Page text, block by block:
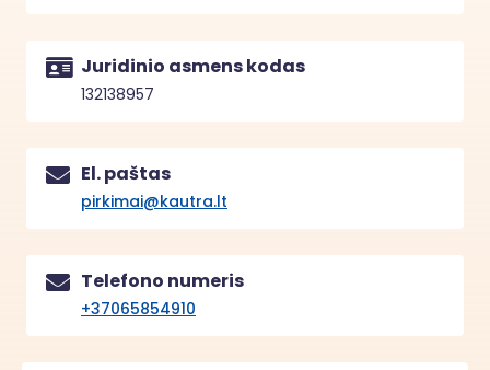
Juridinio asmens kodas
132138957
El. paštas
pirkimai@kautra.lt
Telefono numeris
+37065854910